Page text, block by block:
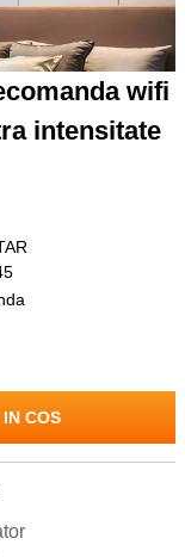
wifi
intensitate
COS